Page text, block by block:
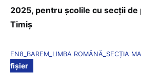
2025, pentru școlile cu secții
Timiș
EN8_BAREM_LIMBA ROMĂNĂ_SECȚIA
fișier